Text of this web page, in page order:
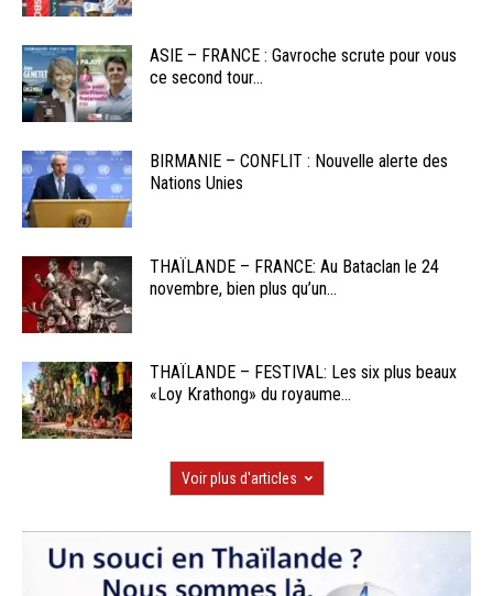
ASIE – FRANCE : Gavroche scrute pour vous
ce second tour...
BIRMANIE – CONFLIT : Nouvelle alerte des
Nations Unies
THAÏLANDE – FRANCE: Au Bataclan le 24
novembre, bien plus qu’un...
THAÏLANDE – FESTIVAL: Les six plus beaux
«Loy Krathong» du royaume...
Voir plus d'articles